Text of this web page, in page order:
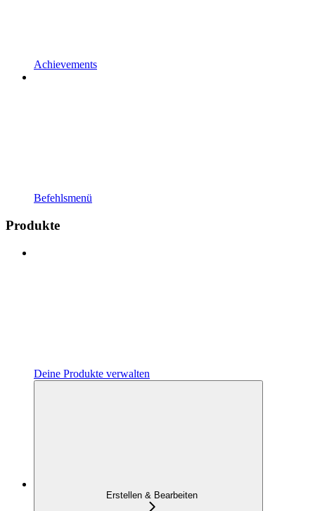
Achievements
Befehlsmenü
Produkte
Deine Produkte verwalten
Erstellen & Bearbeiten